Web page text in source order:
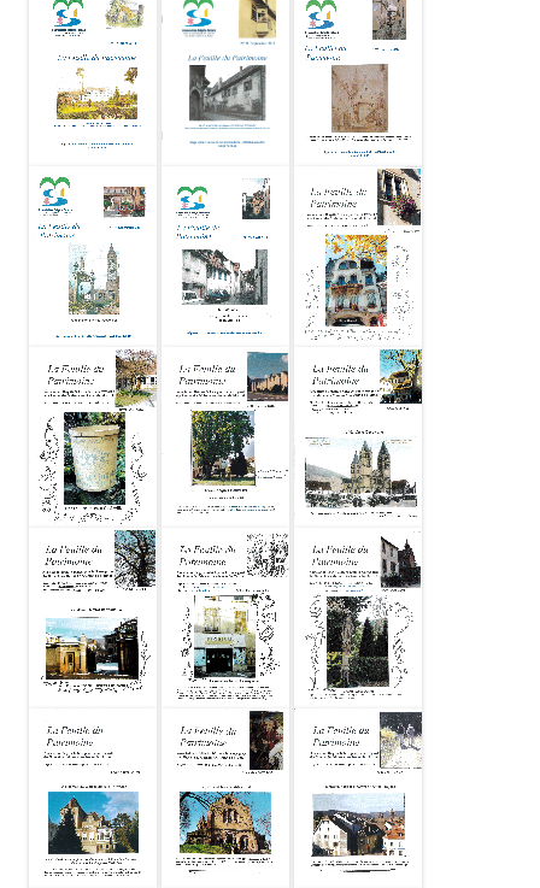
Feuille du
patrimoine
2013-03 N77
Feuille du
patrimoine
2012-09 N76
Feuille du
patrimoine
2012-01 N75
Feuille du
patrimoine
2011-09 N74
Feuille du
patrimoine
2011-04 N73
Feuille du
patrimoine
2010-10 N72
Feuille du
patrimoine
2010-05 N71
Feuille du
patrimoine
2010-01 N70
Feuille du
patrimoine
2009-05 N69
Feuille du
patrimoine
2009-03 N68
Feuille du
patrimoine
2008-12 N67
Feuille du
patrimoine
2008-05 N66